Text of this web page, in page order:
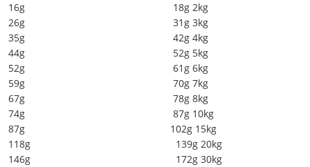
16g 18g 2kg
26g 31g 3kg
35g 42g 4kg
44g 52g 5kg
52g 61g 6kg
59g 70g 7kg
67g 78g 8kg
74g 87g 10kg
87g 102g 15kg
118g 139g 20kg
146g 172g 30kg